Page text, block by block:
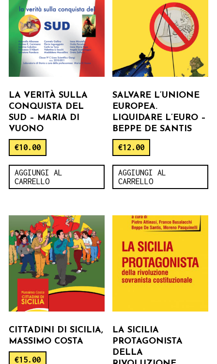
LA VERITÀ SULLA
CONQUISTA DEL
SUD – MARIA DI
VUONO
€10.00
AGGIUNGI AL
CARRELLO
SALVARE L’UNIONE
EUROPEA.
LIQUIDARE L’EURO –
BEPPE DE SANTIS
€12.00
AGGIUNGI AL
CARRELLO
CITTADINI DI SICILIA,
MASSIMO COSTA
€15.00
LA SICILIA
PROTAGONISTA
DELLA